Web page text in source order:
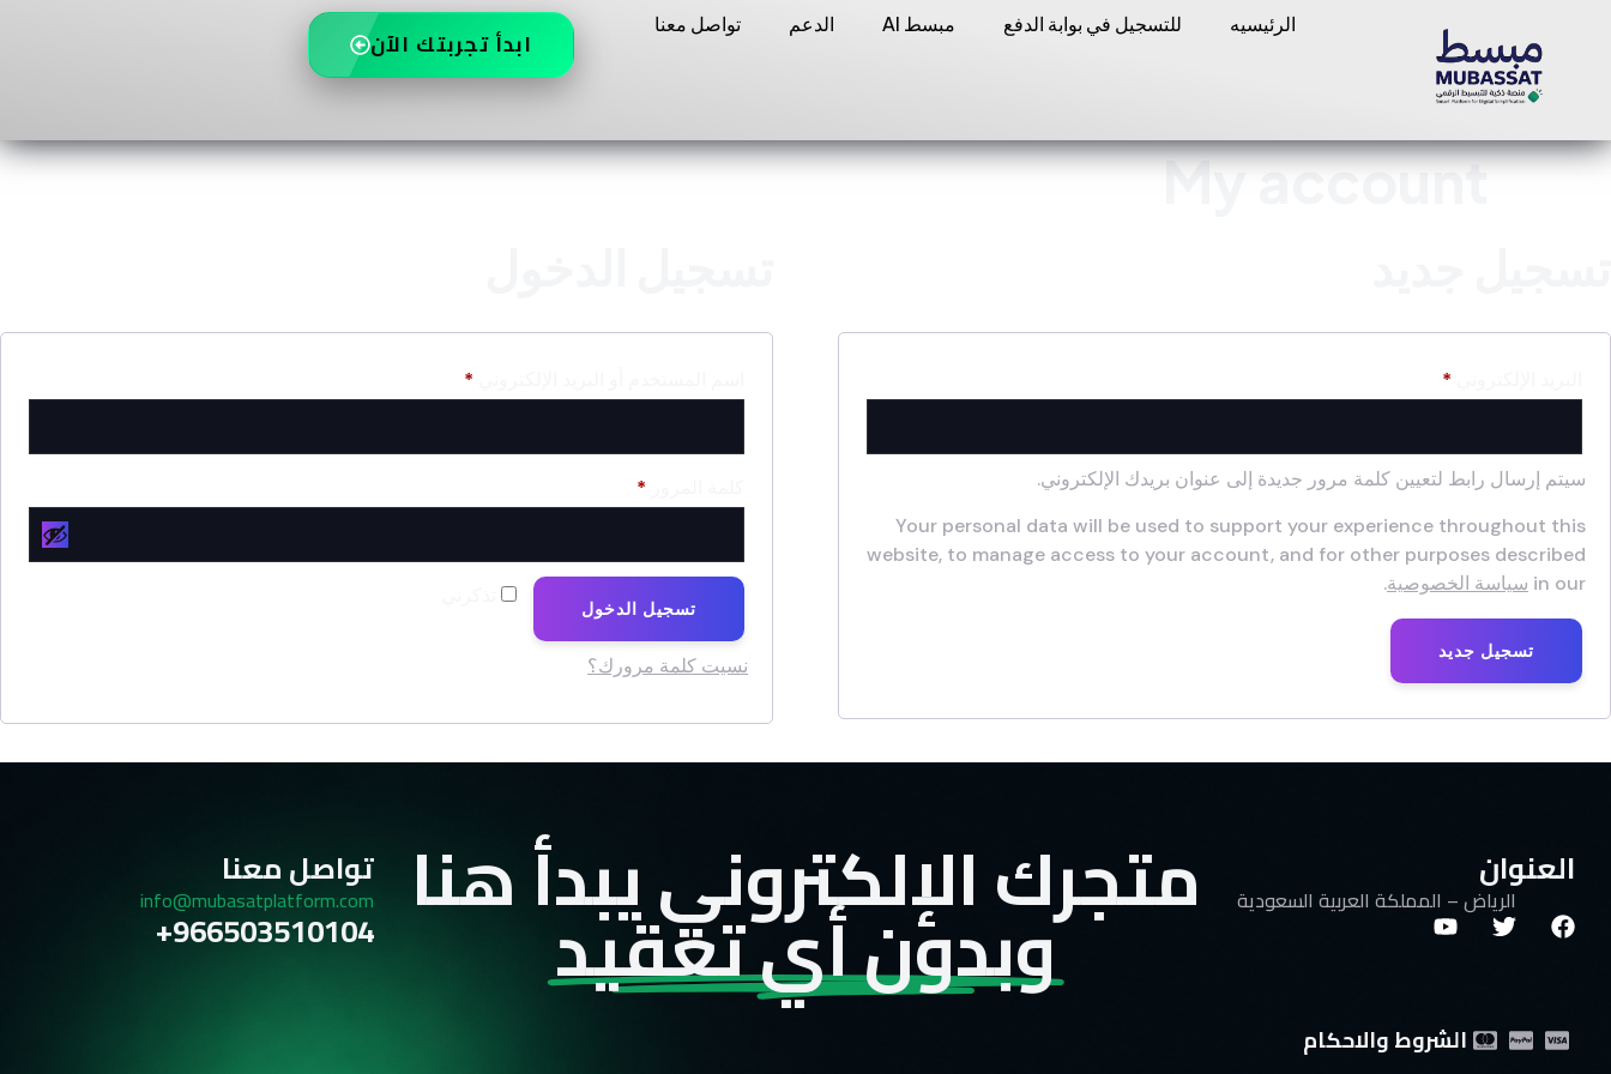
الرئيسيه للتسجيل في بوابة الدفع مبسط AI الدعم تواصل معنا
ابدأ تجربتك الآن
My account
*
*
تسجيل الدخول
نسيت كلمة مرورك؟
*
سيتم إرسال رابط لتعيين كلمة مرور جديدة إلى عنوان بريدك الإلكتروني.
Your personal data will be used to support your experience throughout this
website, to manage access to your account, and for other purposes described
in our سياسة الخصوصية.
تسجيل جديد
العنوان
الرياض – المملكة العربية السعودية متجرك الإلكتروني يبدأ هنا
وبدون أي تعقيد
تواصل معنا
info@mubasatplatform.com
966503510104+
الشروط والاحكام